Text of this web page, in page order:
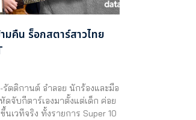
มคืน ร็อกสตาร์สาวไทย
-รัตติกานต์ อำลอย นักร้องและมือ
ดจับกีตาร์เองมาตั้งแต่เด็ก ค่อย
เวทีจริง ทั้งรายการ Super 10